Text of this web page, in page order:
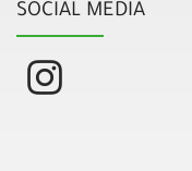
SOCIAL MEDIA